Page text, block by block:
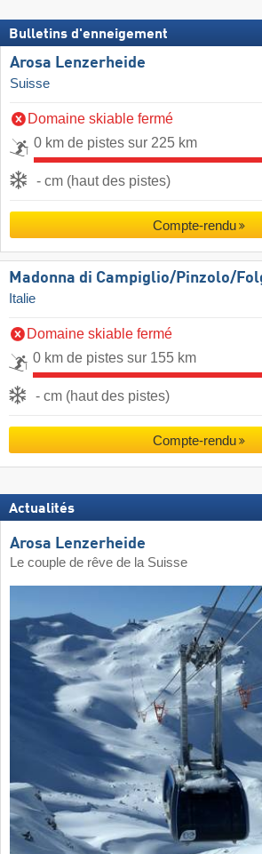
Bulletins d'enneigement
Arosa Lenzerheide
Suisse
Domaine skiable fermé
0 km de pistes sur 225 km
- cm (haut des pistes)
Compte-rendu
Madonna di Campiglio/​Pinzolo/​
Italie
Domaine skiable fermé
0 km de pistes sur 155 km
- cm (haut des pistes)
Compte-rendu
Actualités
Arosa Lenzerheide
Le couple de rêve de la Suisse